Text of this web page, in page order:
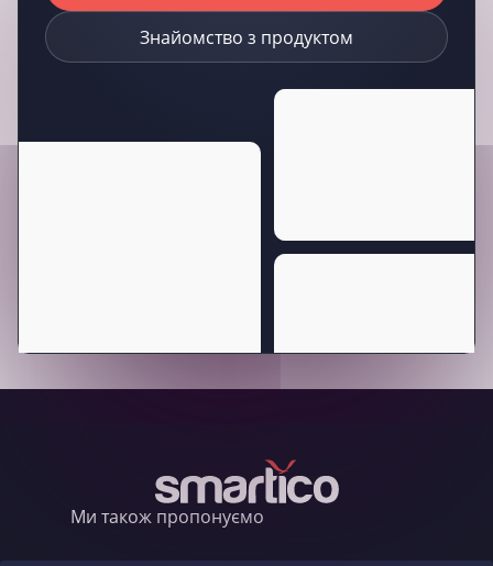
Знайомство з продуктом
Ми також пропонуємо